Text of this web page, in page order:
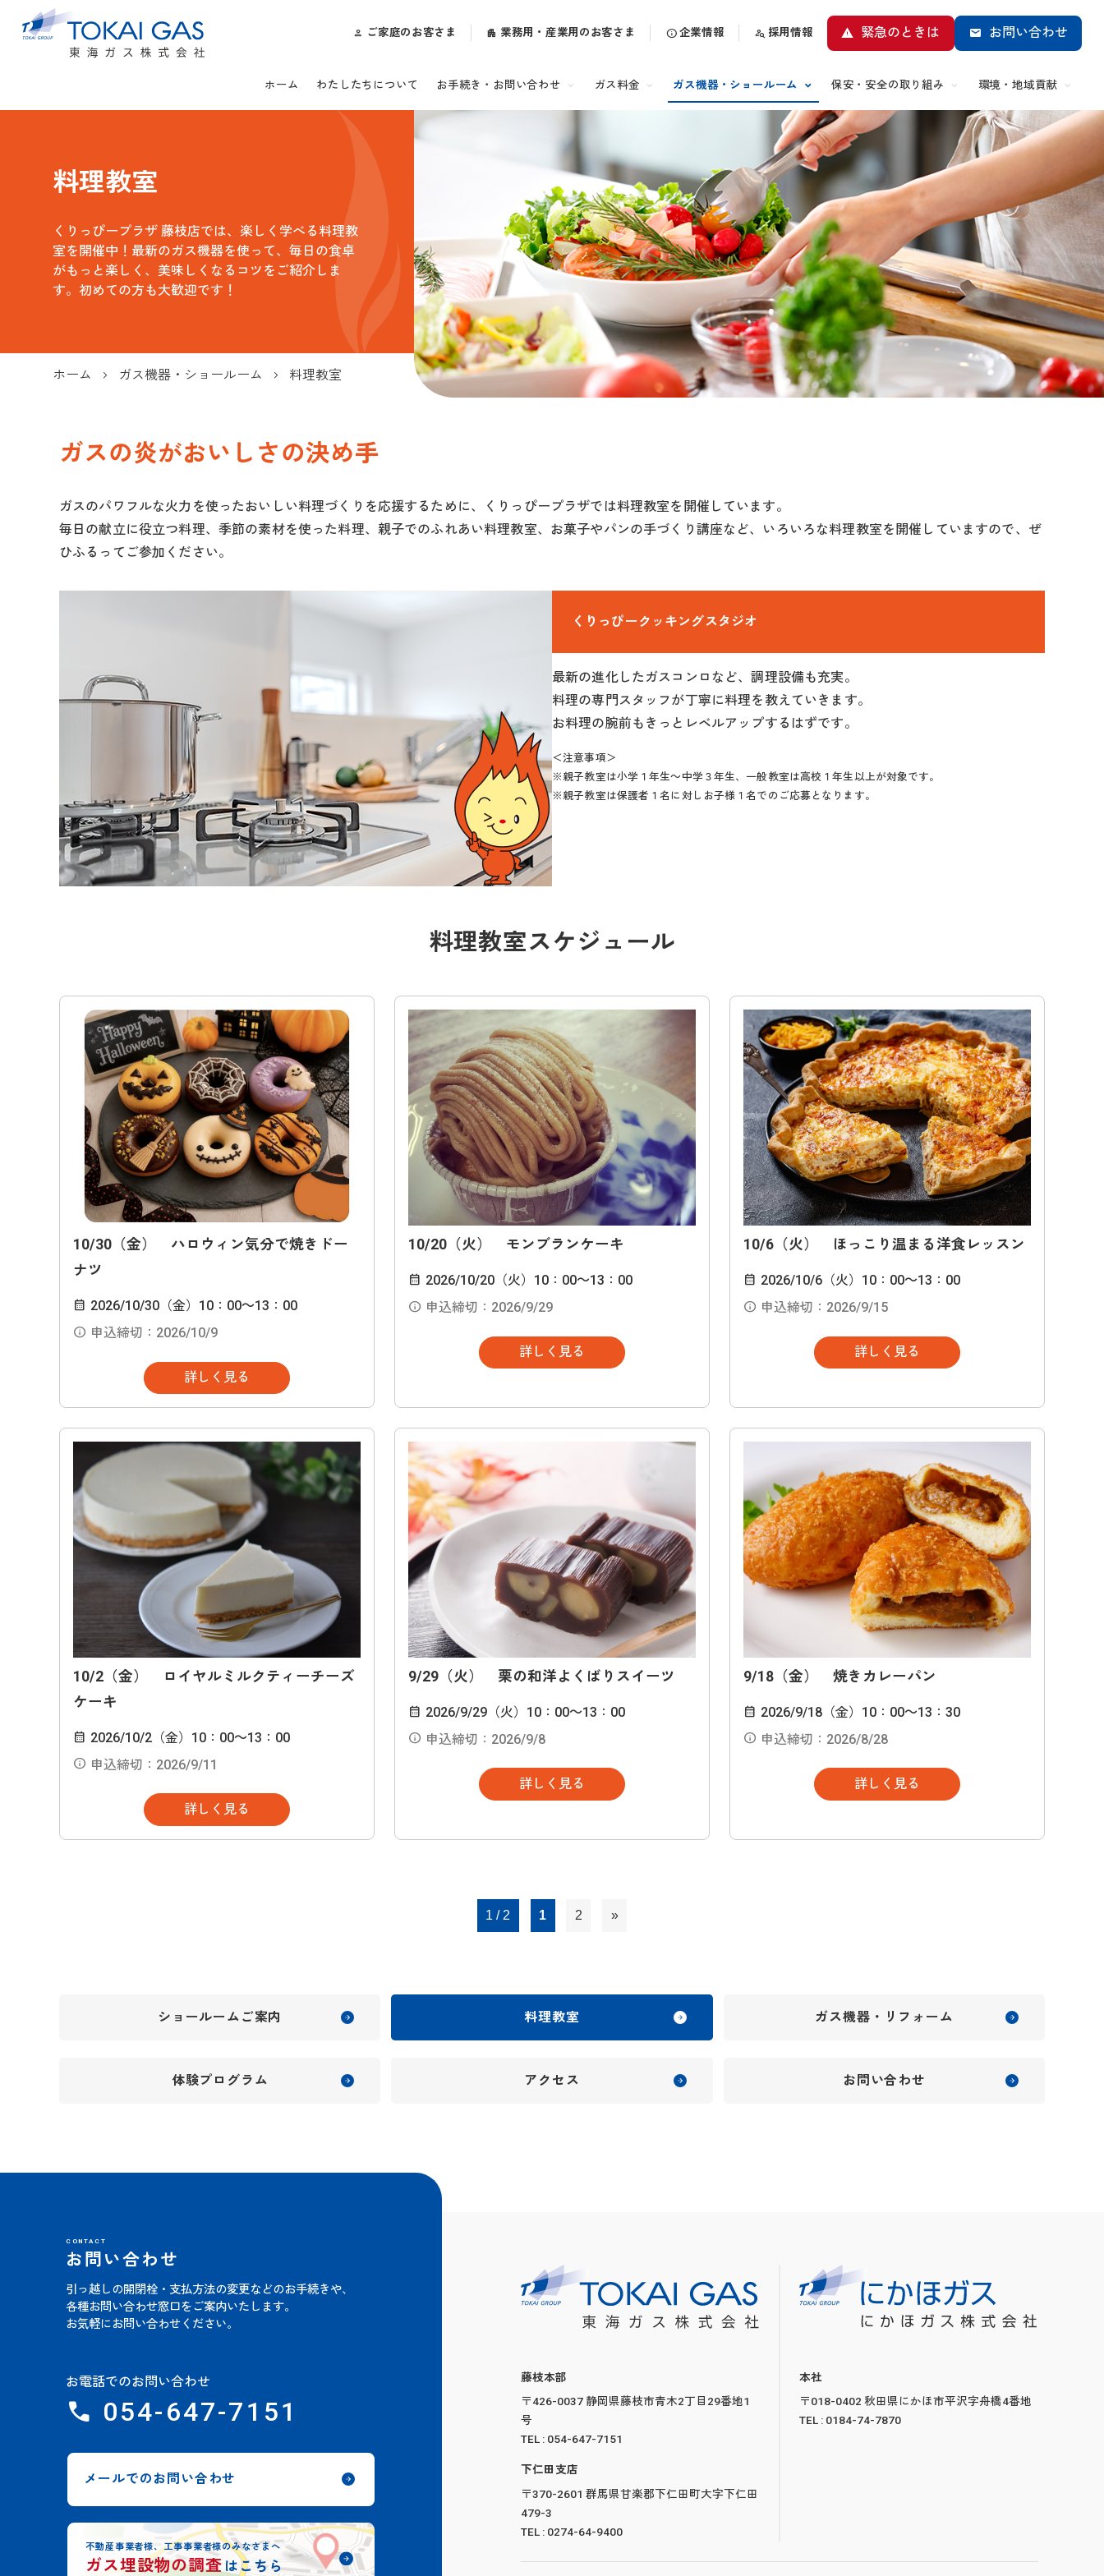
ご家庭のお客さま 業務用・産業用のお客さま 企業情報 採用情報 緊急のときは お問い合わせ
ホーム わたしたちについて お手続き・お問い合わせ ガス料金 ガス機器・ショールーム 保安・安全の取り組み 環境・地域貢献
料理教室
くりっぴープラザ 藤枝店では、楽しく学べる料理教
室を開催中！最新のガス機器を使って、毎日の食卓
がもっと楽しく、美味しくなるコツをご紹介しま
す。初めての方も大歓迎です！
ホーム ガス機器・ショールーム 料理教室
ガスの炎がおいしさの決め手
ガスのパワフルな火力を使ったおいしい料理づくりを応援するために、くりっぴープラザでは料理教室を開催しています。
毎日の献立に役立つ料理、季節の素材を使った料理、親子でのふれあい料理教室、お菓子やパンの手づくり講座など、いろいろな料理教室を開催していますので、ぜ
ひふるってご参加ください。
くりっぴークッキングスタジオ
最新の進化したガスコンロなど、調理設備も充実。
料理の専門スタッフが丁寧に料理を教えていきます。
お料理の腕前もきっとレベルアップするはずです。
＜注意事項＞
※親子教室は小学１年生～中学３年生、一般教室は高校１年生以上が対象です。
※親子教室は保護者１名に対しお子様１名でのご応募となります。
料理教室スケジュール
10/30（金） ハロウィン気分で焼きドー
ナツ
2026/10/30（金）10：00～13：00
申込締切：2026/10/9
詳しく見る
10/20（火） モンブランケーキ
2026/10/20（火）10：00～13：00
申込締切：2026/9/29
詳しく見る
10/6（火） ほっこり温まる洋食レッスン
2026/10/6（火）10：00～13：00
申込締切：2026/9/15
詳しく見る
10/2（金） ロイヤルミルクティーチーズ
ケーキ
2026/10/2（金）10：00～13：00
申込締切：2026/9/11
詳しく見る
9/29（火） 栗の和洋よくばりスイーツ
2026/9/29（火）10：00～13：00
申込締切：2026/9/8
詳しく見る
9/18（金） 焼きカレーパン
2026/9/18（金）10：00～13：30
申込締切：2026/8/28
詳しく見る
1 / 2 1 2 »
ショールームご案内 料理教室 ガス機器・リフォーム
体験プログラム アクセス お問い合わせ
CONTACT
お問い合わせ
引っ越しの開閉栓・支払方法の変更などのお手続きや、
各種お問い合わせ窓口をご案内いたします。
お気軽にお問い合わせください。
お電話でのお問い合わせ
054-647-7151
メールでのお問い合わせ
不動産事業者様、工事事業者様のみなさまへ
ガス埋設物の調査 はこちら
藤枝本部
〒426-0037 静岡県藤枝市青木2丁目29番地1
号
TEL : 054-647-7151
下仁田支店
〒370-2601 群馬県甘楽郡下仁田町大字下仁田
479-3
TEL : 0274-64-9400
本社
〒018-0402 秋田県にかほ市平沢字舟橋4番地
TEL : 0184-74-7870